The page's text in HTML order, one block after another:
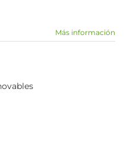
Más información